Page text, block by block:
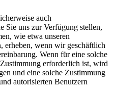
auch
Sie uns zur Verfügung stellen,
wie etwa unseren
erheben, wenn wir geschäftlich
Wenn für eine solche
erforderlich ist, wird
und eine solche Zustimmung
autorisierten Benutzern